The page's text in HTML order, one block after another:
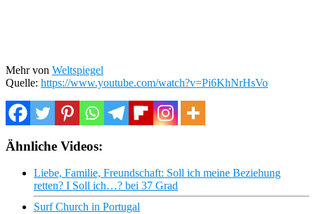
Mehr von Weltspiegel
Quelle: https://www.youtube.com/watch?v=Pi6KhNrHsVo
Ähnliche Videos:
Liebe, Familie, Freundschaft: Soll ich meine Beziehung
retten? I Soll ich…? bei 37 Grad
Surf Church in Portugal